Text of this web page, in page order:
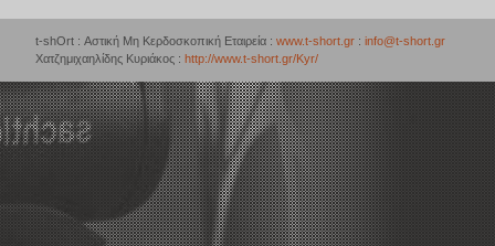
t-shOrt : Αστική Μη Κερδοσκοπική Εταιρεία : www.t-short.gr : info@t-short.gr
Χατζημιχαηλίδης Κυριάκος : http://www.t-short.gr/Kyr/